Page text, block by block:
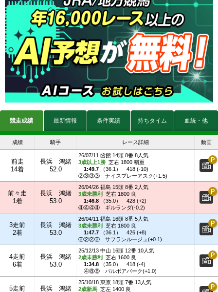
競走成績 最新情報 条件実績 持ちタイム 血統・他
成績 騎手 レース詳細 動画
前走
14着
長浜 鴻緒
52.0
26/07/11 函館 14頭 8番 8人気
3歳以上1勝 芝右 1800 稍重
1:49.7 （36.1 ）
418 (-10)
②③③③
ナイスプレーアスク(+1.5)
前々走
1着
長浜 鴻緒
53.0
26/04/26 福島 15頭 8番 2人気
3歳未勝利
芝右 1800 良
1:46.8 （35.0）
428 (+2)
④④④④
ギルランダ(-0.2)
3走前
2着
長浜 鴻緒
53.0
26/04/11 福島 16頭 8番 5人気
3歳未勝利
芝右 1800 良
1:47.7 （36.1 ）
426 (+8)
②②②②
サフランルージュ(+0.1)
4走前
6着
長浜 鴻緒
53.0
25/12/13 中山 16頭 12番 10人気
2歳未勝利
芝右 1600 良
1:34.8 （35.0）
418 (-4)
④⑧⑧
バルボアパーク(+1.0)
5走前 長浜 鴻緒
25/10/18 東京 18頭 7番 13人気
2歳新馬 芝左 1400 良